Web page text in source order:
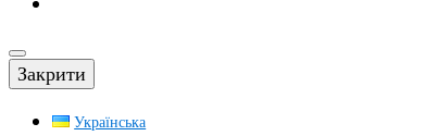
Закрити
Українська